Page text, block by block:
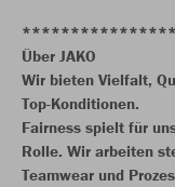
Über JAKO
Wir bieten Vielfalt,
Top-Konditionen.
Fairness spielt für
Rolle. Wir arbeiten
Teamwear und